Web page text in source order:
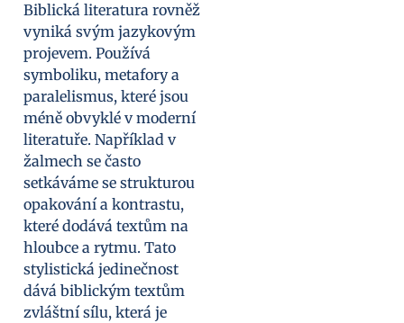
Biblická literatura rovněž
vyniká svým jazykovým
projevem. Používá
symboliku, metafory a
paralelismus, které jsou
méně obvyklé v moderní
literatuře. Například v
žalmech se často
setkáváme se strukturou
opakování a kontrastu,
které dodává textům na
hloubce a rytmu. Tato
stylistická jedinečnost
dává biblickým textům
zvláštní sílu, která je